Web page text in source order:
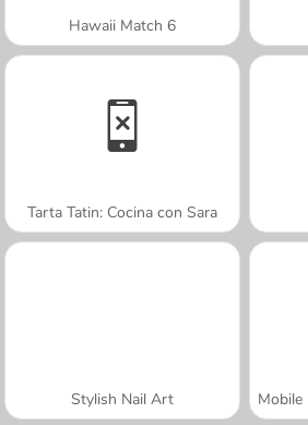
Hawaii Match 6
Tarta Tatin: Cocina con Sara
Stylish Nail Art